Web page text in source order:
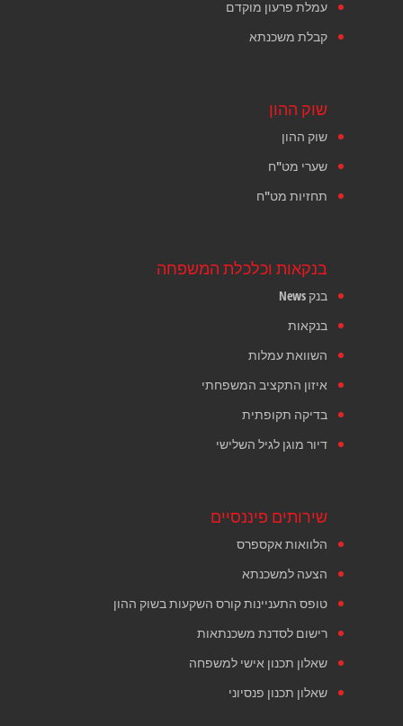
עמלת פרעון מוקדם
קבלת משכנתא
שוק ההון
שוק ההון
שערי מט"ח
תחזיות מט"ח
בנקאות וכלכלת המשפחה
בנק News
בנקאות
השוואת עמלות
איזון התקציב המשפחתי
בדיקה תקופתית
דיור מוגן לגיל השלישי
שירותים פיננסיים
הלוואות אקספרס
הצעה למשכנתא
טופס התעניינות קורס השקעות בשוק ההון
רישום לסדנת משכנתאות
שאלון תכנון אישי למשפחה
שאלון תכנון פנסיוני